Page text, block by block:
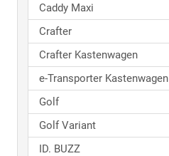
Caddy Maxi
Crafter
Crafter Kastenwagen
e-Transporter Kastenwagen
Golf
Golf Variant
ID. BUZZ